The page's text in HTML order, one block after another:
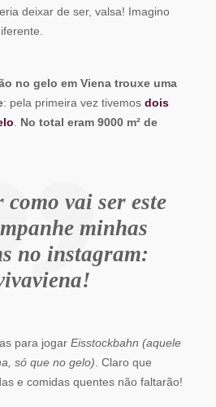
deixar de ser, valsa! Imagino
no gelo em Viena trouxe uma
: pela primeira vez tivemos dois
. No total eram 9000 m² de
como vai ser este
minhas
no instagram:
para jogar Eisstockbahn (aquele
só que no gelo). Claro que
e comidas quentes não faltarão!